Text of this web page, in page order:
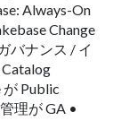
Always-On
Change
バナンス / イ
Public
理が GA •